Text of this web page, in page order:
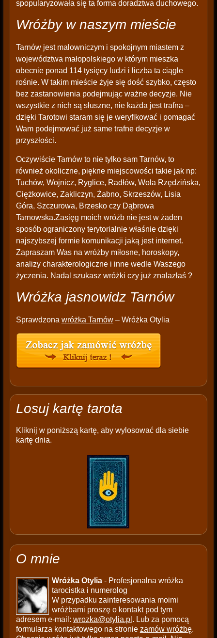
spopularyzowała się ta forma doradztwa duchowego.
Wróżby w naszym mieście
Tarnów jest malowniczym i spokojnym miastem z
województwa małopolskiego w którym mieszka
obecnie ponad 114 tysięcy ludzi i liczba ta ciągle
rośnie. W takim mieście żyje się dość szybko, często
bez zastanowienia podejmując ważne decyzje. Nie
wszystkie z nich są słuszne, nie każda jest trafna –
dzięki Tarotowi staram się je weryfikować i pomagać
Wam podejmować już same trafne decyzje w
przyszłości.
Oczywiście Tarnów to nie tylko sam Tarnów, to
również okoliczne, piękne miejscowości takie jak np:
Tuchów, Wojnicz, Ryglice, Radłów, Wola Rzędzińska,
Ciężkowice, Zakliczyn, Żabno, Skrzeszów, Lisia
Góra, Szczurowa, Brzesko czy Dąbrowa
Tarnowska.Zasięg moich wróżb nie jest w żaden
sposób ograniczony terytorialnie właśnie dzięki
najszybszej formie komunikacji jaką jest internet.
Zapraszam Was na wróżby miłosne, horoskopy,
analizy charakterologiczne i inne wedle Waszego
życzenia. Nadal szukasz wróżki czy już znalazłaś ?
Wróżka jasnowidz Tarnów
Sprawdzona wróżka Tarnów– Wróżka Otylia
Losuj kartę tarota
Kliknij w poniższą kartę, aby wylosować dla siebie
kartę dnia.
O mnie
Wróżka Otylia- Profesjonalna wróżka
tarocistka i numerolog
W przypadku zainteresowania moimi
wróżbami proszę o kontakt pod tym
adresem e-mail: wrozka@otylia.pl . Lub za pomocą
formularza kontaktowego na stronie zamów wróżbę.